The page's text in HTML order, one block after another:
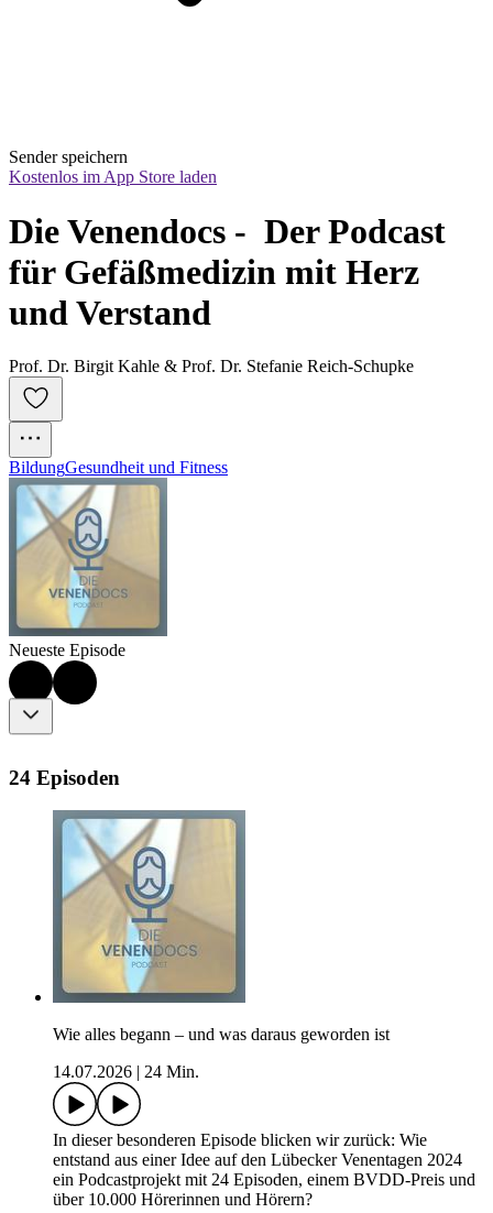
Sender speichern
Kostenlos im App Store laden
Die Venendocs -  Der Podcast
für Gefäßmedizin mit Herz
und Verstand
Prof. Dr. Birgit Kahle & Prof. Dr. Stefanie Reich-Schupke
BildungGesundheit und Fitness
Neueste Episode
24 Episoden
Wie alles begann – und was daraus geworden ist
14.07.2026
24 Min.
In dieser besonderen Episode blicken wir zurück: Wie
entstand aus einer Idee auf den Lübecker Venentagen 2024
ein Podcastprojekt mit 24 Episoden, einem BVDD-Preis und
über 10.000 Hörerinnen und Hörern?